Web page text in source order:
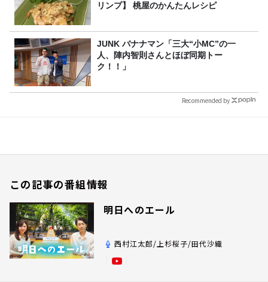
リンプ】 桃屋のかんたんレシピ
JUNK バナナマン「三大“小MC”の一
人、陣内智則さんとほぼ同期トー
ク！！」
Recommended by
この記事の番組情報
明日へのエール
西村江太郎/上杉桜子/田代沙織